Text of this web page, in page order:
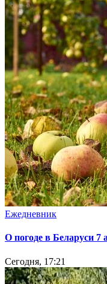
Ежедневник
О погоде в Беларуси 7
Сегодня, 17:21